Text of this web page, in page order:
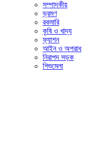
সম্পাদকীয়
ভ্রমণ
রকমারি
কৃষি ও খাদ্য
ফ্যাশন
আইন ও অপরাধ
নিরাপদ সড়ক
শিশুমেলা